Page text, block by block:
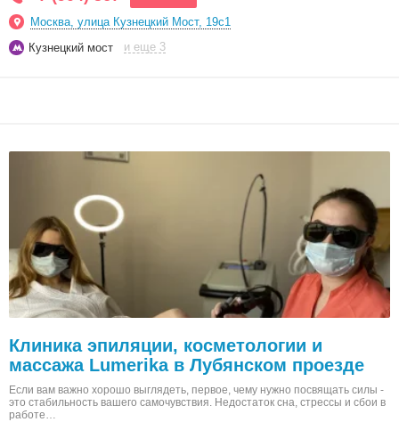
Москва, улица Кузнецкий Мост, 19с1
Кузнецкий мост
и еще 3
Клиника эпиляции, косметологии и
массажа Lumerika в Лубянском проезде
Если вам важно хорошо выглядеть, первое, чему нужно посвящать силы -
это стабильность вашего самочувствия. Недостаток сна, стрессы и сбои в
работе…